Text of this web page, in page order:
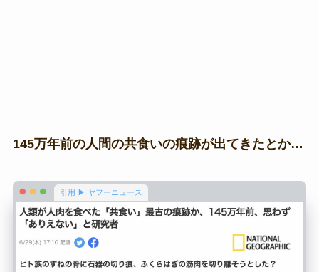
145万年前の人間の共食いの痕跡が出てきたとか…
引用 ▶ ヤフーニュース